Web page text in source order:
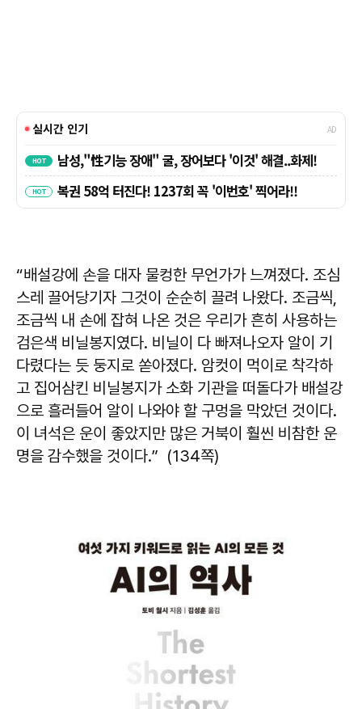
“배설강에 손을 대자 물컹한 무언가가 느껴졌다. 조심
스레 끌어당기자 그것이 순순히 끌려 나왔다. 조금씩,
조금씩 내 손에 잡혀 나온 것은 우리가 흔히 사용하는
검은색 비닐봉지였다. 비닐이 다 빠져나오자 알이 기
다렸다는 듯 둥지로 쏟아졌다. 암컷이 먹이로 착각하
고 집어삼킨 비닐봉지가 소화 기관을 떠돌다가 배설강
으로 흘러들어 알이 나와야 할 구멍을 막았던 것이다.
이 녀석은 운이 좋았지만 많은 거북이 훨씬 비참한 운
명을 감수했을 것이다.” (134쪽)